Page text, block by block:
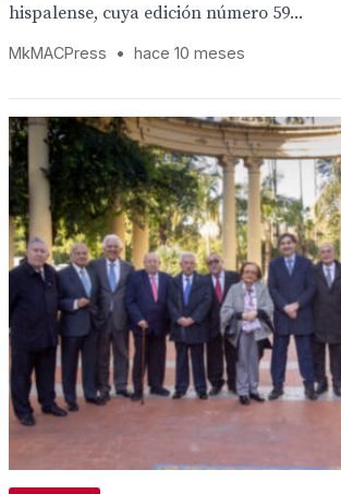
hispalense, cuya edición número 59...
MkMACPress • hace 10 meses